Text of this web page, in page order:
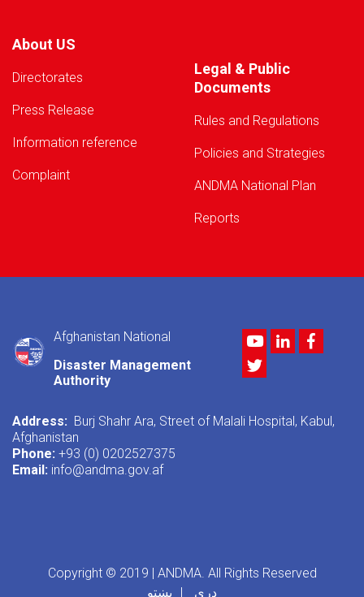
About US
Directorates
Press Release
Information reference
Complaint
Legal & Public
Documents
Rules and Regulations
Policies and Strategies
ANDMA National Plan
Reports
Afghanistan National
Disaster Management
Authority
YoutubeLinkedIn
Twitter
Address: Burj Shahr Ara, Street of Malali Hospital, Kabul,
Afghanistan
Phone: +93 (0) 0202527375
Email: info@andma.gov.af
Copyright © 2019 | ANDMA. All Rights Reserved
پښتو
دری